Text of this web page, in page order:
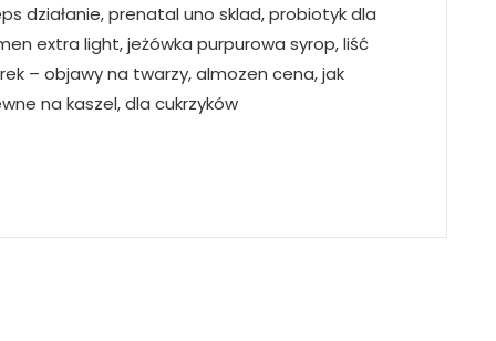
działanie, prenatal uno sklad, probiotyk dla
extra light, jeżówka purpurowa syrop, liść
– objawy na twarzy, almozen cena, jak
na kaszel, dla cukrzyków